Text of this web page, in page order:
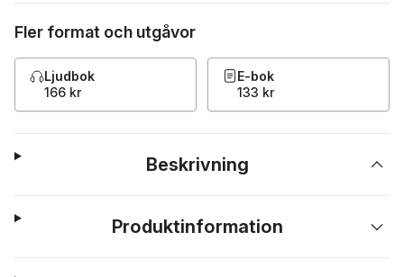
Fler format och utgåvor
Ljudbok
166 kr
E-bok
133 kr
Beskrivning
Produktinformation